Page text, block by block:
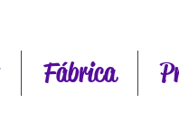
Fábrica